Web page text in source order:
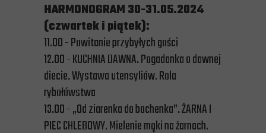
HARMONOGRAM 30-31.05.2024
(czwartek i piątek):
11.00 - Powitanie przybyłych gości
12.00 - KUCHNIA DAWNA. Pogadanka o dawnej
diecie. Wystawa utensyliów. Rola
rybołówstwa
13.00 - „Od ziarenka do bochenka”. ŻARNA I
PIEC CHLEBOWY. Mielenie mąki na żarnach.